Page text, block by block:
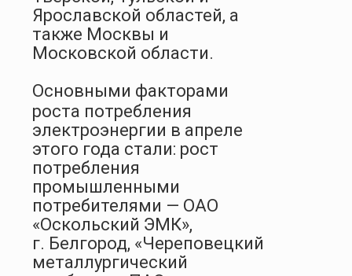
Ярославской областей, а
также Москвы и
Московской области.
Основными факторами
роста потребления
электроэнергии в апреле
этого года стали: рост
потребления
промышленными
потребителями — ОАО
«Оскольский ЭМК»,
г. Белгород, «Череповецкий
металлургический